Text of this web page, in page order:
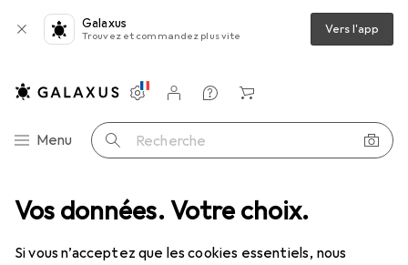
Vos données. Votre choix.
Si vous n’acceptez que les cookies essentiels, nous
Galaxus
Trouvez et commandez plus vite Vers l'app
Navigation par catégorie
Menu Recherche
Paramètres
Compte client
Listes de comparaison
Listes d'envies
Panier
puzzles Puzzle Educa Dragons et chevaliers